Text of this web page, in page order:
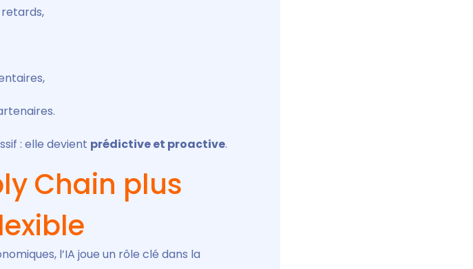
: elle devient prédictive et proactive.
Chain plus
l’IA joue un rôle clé dans la